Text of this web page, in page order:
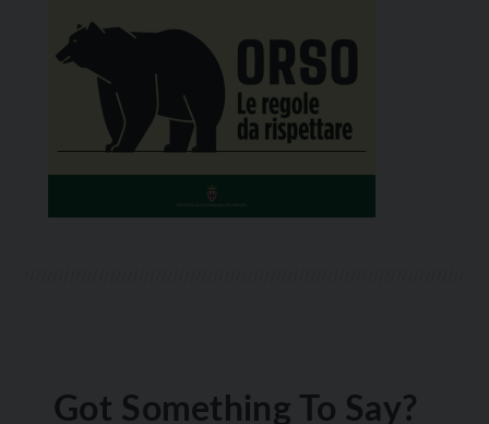
Got Something To Say?